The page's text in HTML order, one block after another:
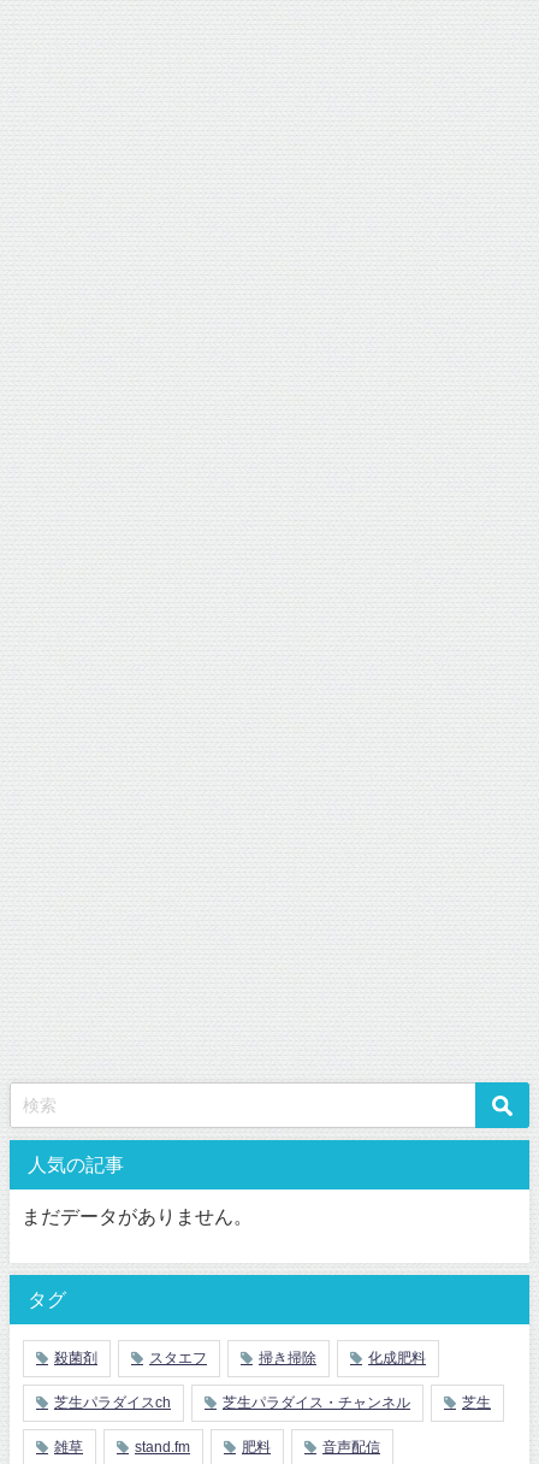
人気の記事
まだデータがありません。
タグ
殺菌剤 スタエフ 掃き掃除 化成肥料
芝生パラダイスch 芝生パラダイス・チャンネル 芝生
雑草 stand.fm 肥料 音声配信